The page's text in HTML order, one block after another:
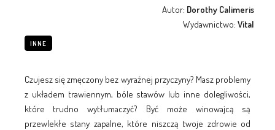
Autor: Dorothy Calimeris
Wydawnictwo:Vital
INNE
Czujesz się zmęczony bez wyraźnej przyczyny? Masz problemy
z układem trawiennym, bóle stawów lub inne dolegliwości,
które trudno wytłumaczyć? Być może winowajcą są
przewlekłe stany zapalne, które niszczą twoje zdrowie od